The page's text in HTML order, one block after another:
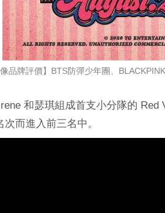
像品牌評價】BTS防彈少年團、
和瑟琪組成首支小分隊的 Red
次而進入前三名中。